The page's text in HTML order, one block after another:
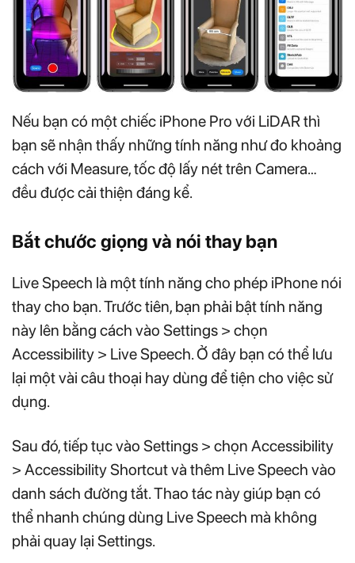
Nếu bạn có một chiếc iPhone Pro với LiDAR thì
bạn sẽ nhận thấy những tính năng như đo khoảng
cách với Measure, tốc độ lấy nét trên Camera…
đều được cải thiện đáng kể.
Bắt chước giọng và nói thay bạn
Live Speech là một tính năng cho phép iPhone nói
thay cho bạn. Trước tiên, bạn phải bật tính năng
này lên bằng cách vào Settings > chọn
Accessibility > Live Speech. Ở đây bạn có thể lưu
lại một vài câu thoại hay dùng để tiện cho việc sử
dụng.
Sau đó, tiếp tục vào Settings > chọn Accessibility
> Accessibility Shortcut và thêm Live Speech vào
danh sách đường tắt. Thao tác này giúp bạn có
thể nhanh chúng dùng Live Speech mà không
phải quay lại Settings.